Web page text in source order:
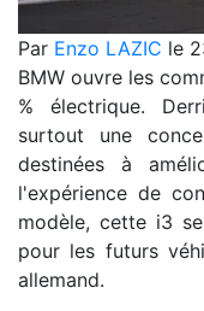
Par Enzo LAZIC le
BMW ouvre les
% électrique.
surtout une
destinées à
l'expérience de
modèle, cette i3
pour les futurs
allemand.